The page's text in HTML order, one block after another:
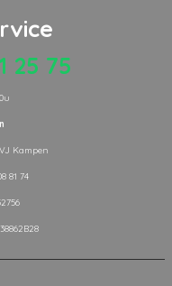
25 75
Kampen
81 74